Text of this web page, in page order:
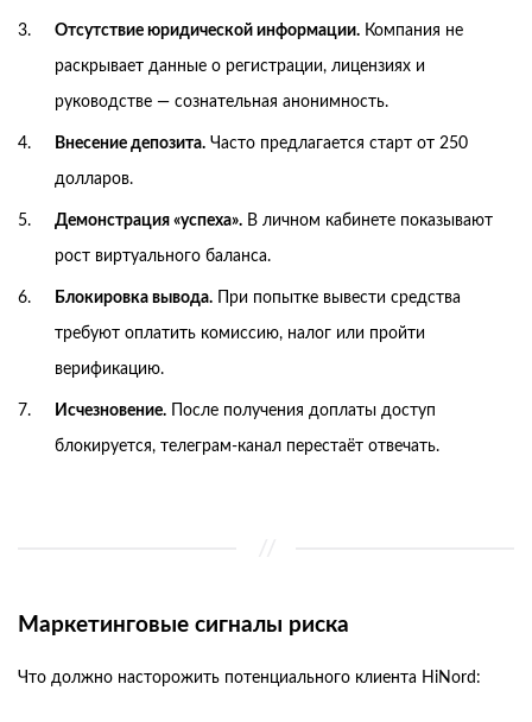
Отсутствие юридической информации. Компания не
раскрывает данные о регистрации, лицензиях и
руководстве — сознательная анонимность.
Внесение депозита. Часто предлагается старт от 250
долларов.
Демонстрация «успеха». В личном кабинете показывают
рост виртуального баланса.
Блокировка вывода. При попытке вывести средства
требуют оплатить комиссию, налог или пройти
верификацию.
Исчезновение. После получения доплаты доступ
блокируется, телеграм-канал перестаёт отвечать.
Маркетинговые сигналы риска
Что должно насторожить потенциального клиента HiNord: